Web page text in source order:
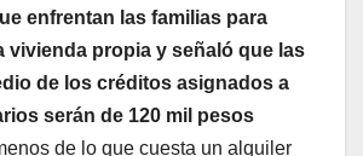
enfrentan las familias para
vivienda propia y señaló que las
de los créditos asignados a
serán de 120 mil pesos
de lo que cuesta un alquiler